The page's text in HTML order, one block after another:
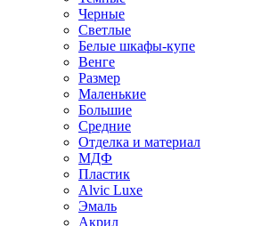
Черные
Светлые
Белые шкафы-купе
Венге
Размер
Маленькие
Большие
Средние
Отделка и материал
МДФ
Пластик
Alvic Luxe
Эмаль
Акрил